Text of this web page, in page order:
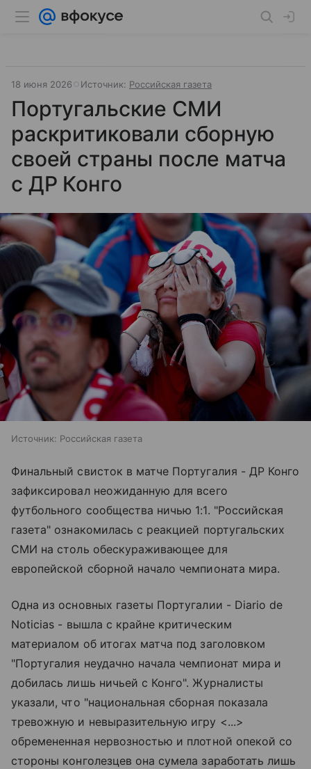
18 июня 2026 Источник: Российская газета
Португальские СМИ
раскритиковали сборную
своей страны после матча
с ДР Конго
Источник: Российская газета
Финальный свисток в матче Португалия - ДР Конго
зафиксировал неожиданную для всего
футбольного сообщества ничью 1:1. "Российская
газета" ознакомилась с реакцией португальских
СМИ на столь обескураживающее для
европейской сборной начало чемпионата мира.
Одна из основных газеты Португалии - Diario de
Noticias - вышла с крайне критическим
материалом об итогах матча под заголовком
"Португалия неудачно начала чемпионат мира и
добилась лишь ничьей с Конго". Журналисты
указали, что "национальная сборная показала
тревожную и невыразительную игру <...>
обремененная нервозностью и плотной опекой со
стороны конголезцев она сумела заработать лишь